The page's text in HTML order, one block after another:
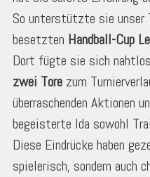
So unterstützte sie unser
besetzten Handball-Cup
Dort fügte sie sich
zwei Tore zum
überraschenden Aktionen
begeisterte Ida sowohl
Diese Eindrücke haben
spielerisch, sondern auch